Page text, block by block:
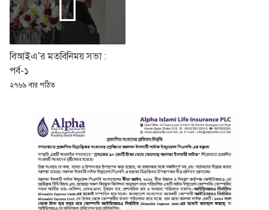
বিআইএ’র মতবিনিময় সভা :
পর্ব-১
২৭৬৯ বার পঠিত